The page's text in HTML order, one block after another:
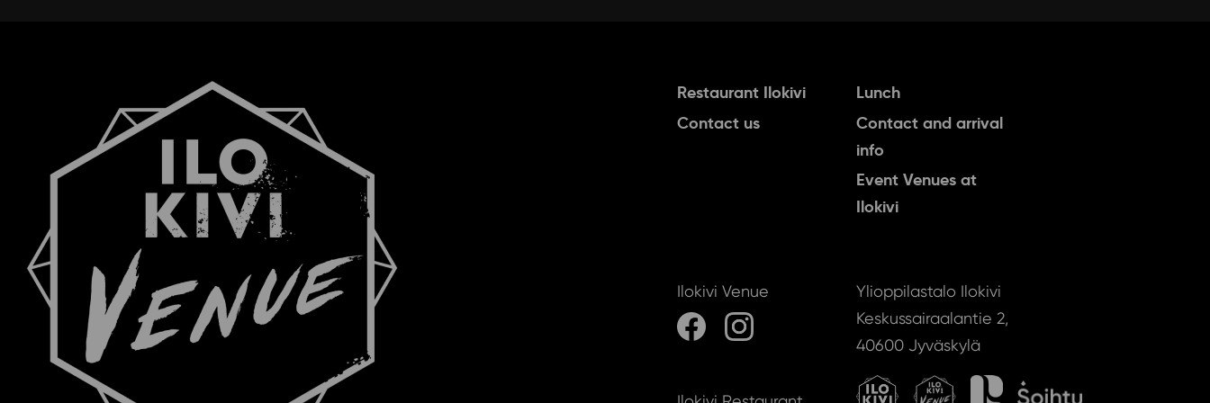
Restaurant Ilokivi
Contact us
Lunch
Contact and arrival
info
Event Venues at
Ilokivi
Ilokivi Venue
Ylioppilastalo Ilokivi
Keskussairaalantie 2,
40600 Jyväskylä